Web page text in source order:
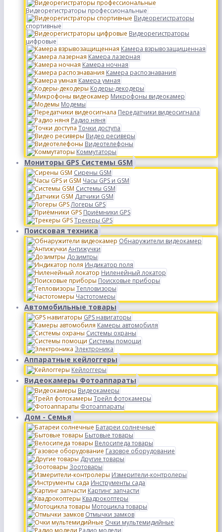
Видеорегистраторы профессиональные
Видеорегистраторы
спортивные
Видеорегистраторы
цифровые
Камера взрывозащищенная
Камера лазерная
Камера ночная
Камера распознавания
Камера умная
Кодеры-декодеры
Микрофоны видеокамер
Модемы
Передатчики видеосигнала
Радио няня
Точки доступа
Видео ресиверы
Видеотелефоны
Коммутаторы
Мониторы GPS Системы GSM
Сирены GSM
Часы GPS и GSM
Системы GSM
Датчики GSM
Логеры GPS
Приёмники GPS
Трекеры GPS
Поисковая техника
Обнаружители видеокамер
Антижучки
Дозимтры
Индикатор поля
Ниленейный локатор
Поисковые приборы
Тепловизоры
Частотомеры
Автомобильные товары
GPS навигаторы
Камеры автомобиля
Системы охраны
Системы помощи
Электроника
Аппаратные кейлоггеры
Кейлоггеры
Видеокамеры Фотоаппараты
Видеокамеры
Трейл фотокамеры
Фотоаппараты
Дом - Семья
Батареи солнечные
Бытовые товары
Велосипеда товары
Газовое оборудование
Другие товары
Зоотовары
Измерители-контролеры
Инструменты сада
Картинг запчасти
Квадрокоптеры
Мотоцикла товары
Отмычки замков
Очки мультемидийные
Радио модели